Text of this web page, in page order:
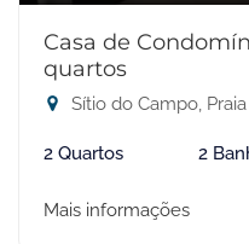
Casa de
quartos
Sítio do Campo,
2 Quartos 2
Mais informações